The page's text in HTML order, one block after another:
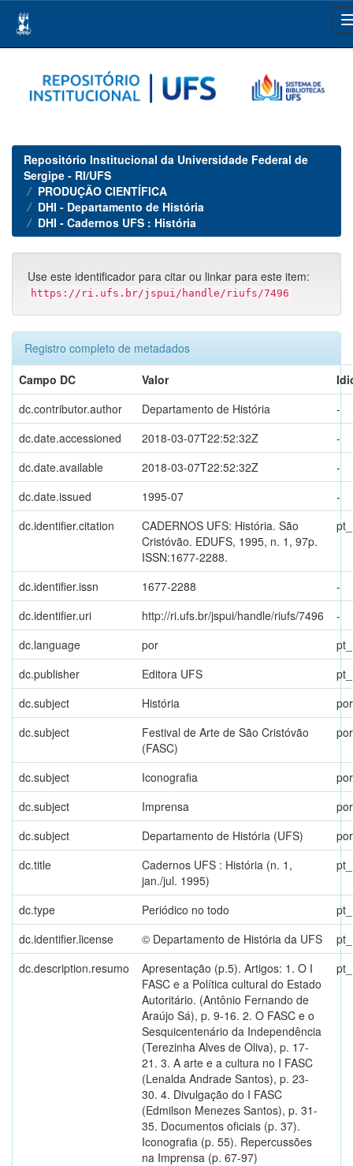
navigation
Repositório Institucional da Universidade Federal de
Sergipe - RI/UFS
PRODUÇÃO CIENTÍFICA
DHI - Departamento de História
DHI - Cadernos UFS : História
Use este identificador para citar ou linkar para este item:
https://ri.ufs.br/jspui/handle/riufs/7496
Registro completo de metadados
Campo DC
Valor
dc.contributor.author
Departamento de História
-
dc.date.accessioned
2018-03-07T22:52:32Z
-
dc.date.available
2018-03-07T22:52:32Z
-
dc.date.issued
1995-07
-
dc.identifier.citation
CADERNOS UFS: História. São
Cristóvão. EDUFS, 1995, n. 1, 97p.
ISSN:1677-2288.
dc.identifier.issn 1677-2288
-
dc.identifier.uri
http://ri.ufs.br/jspui/handle/riufs/7496
-
dc.language
por
dc.publisher
Editora UFS
dc.subject
História
por
dc.subject
Festival de Arte de São Cristóvão
(FASC)
por
dc.subject Iconografia
por
dc.subject
Imprensa
por
dc.subject
Departamento de História (UFS)
por
dc.title
Cadernos UFS : História (n. 1,
jan./jul. 1995)
dc.type Periódico no todo
dc.identifier.license
© Departamento de História da UFS
dc.description.resumo
Apresentação (p.5). Artigos: 1. O I
FASC e a Política cultural do Estado
Autoritário. (Antônio Fernando de
Araújo Sá), p. 9-16. 2. O FASC e o
Sesquicentenário da Independência
(Terezinha Alves de Oliva), p. 17-
21. 3. A arte e a cultura no I FASC
(Lenalda Andrade Santos), p. 23-
30. 4. Divulgação do I FASC
(Edmilson Menezes Santos), p. 31-
35. Documentos oficiais (p. 37).
Iconografia (p. 55). Repercussões
na Imprensa (p. 67-97)